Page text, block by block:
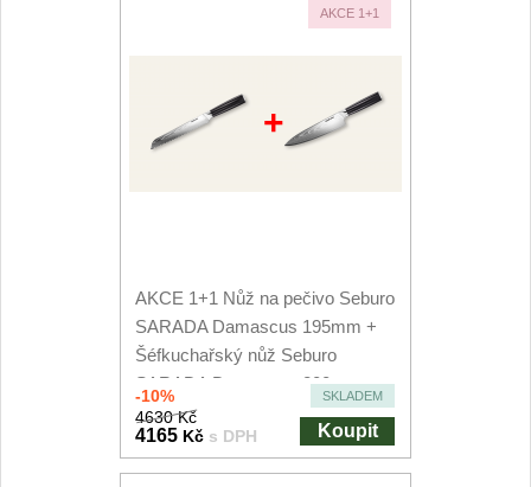
AKCE 1+1
+
AKCE 1+1 Nůž na pečivo Seburo
SARADA Damascus 195mm +
Šéfkuchařský nůž Seburo
SARADA Damascus 200mm
-10% SKLADEM
4630 Kč
4165 Kč s DPH Koupit